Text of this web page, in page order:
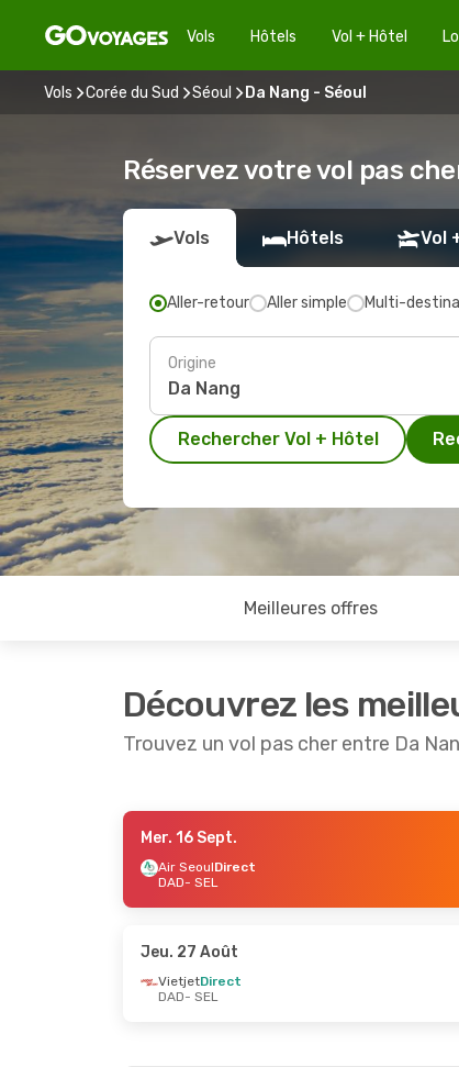
Vols Hôtels Vol + Hôtel
Vols Corée du Sud Séoul Da Nang - Séoul
Réservez votre vol pas
Vols Hôtels Vol
Aller-retour Aller simple Multi-
Origine
Rechercher Vol + Hôtel
Meilleures offres
Découvrez les
Trouvez un vol pas cher entre Da
- Mer. 9 Sept.
- Mar. 22 Sept.
Mer. 16 Sept.
Air SeoulDirect
DAD- SEL
Jeu. 27 Août
VietjetDirect
DAD- SEL